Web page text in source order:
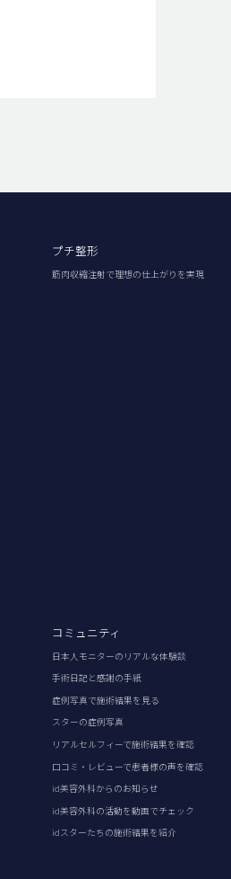
プチ整形
筋肉収縮注射で理想の仕上がりを実現
コミュニティ
日本人モニターのリアルな体験談
手術日記と感謝の手紙
症例写真で施術結果を見る
スターの症例写真
リアルセルフィーで施術結果を確認
口コミ・レビューで患者様の声を確認
id美容外科からのお知らせ
id美容外科の活動を動画でチェック
idスターたちの施術結果を紹介